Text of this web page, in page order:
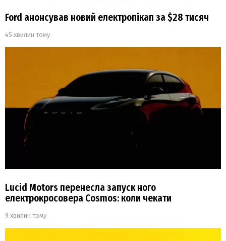
Ford анонсував новий електропікап за $28 тисяч
45 хвилин тому
Lucid Motors перенесла запуск ного
електрокросовера Cosmos: коли чекати
9 хвилин тому